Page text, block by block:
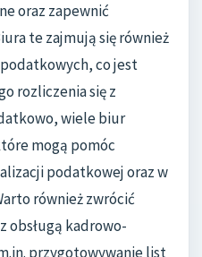
oraz zapewnić
te zajmują się również
co jest
rozliczenia się z
wiele biur
mogą pomóc
podatkowej oraz w
również zwrócić
obsługą kadrowo-
przygotowywanie list